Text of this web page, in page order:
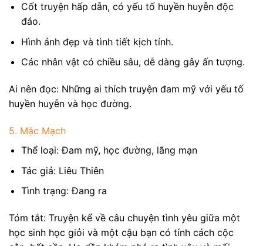
Cốt truyện hấp dẫn, có yếu tố huyền huyễn độc
đáo.
Hình ảnh đẹp và tình tiết kịch tính.
Các nhân vật có chiều sâu, dễ dàng gây ấn tượng.
Ai nên đọc: Những ai thích truyện đam mỹ với yếu tố
huyền huyễn và học đường.
5. Mặc Mạch
Thể loại: Đam mỹ, học đường, lãng mạn
Tác giả: Liêu Thiên
Tình trạng: Đang ra
Tóm tắt: Truyện kể về câu chuyện tình yêu giữa một
học sinh học giỏi và một cậu bạn có tính cách cộc